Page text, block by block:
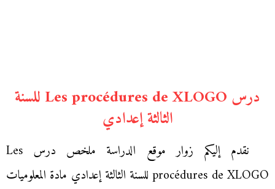
درس Les procédures de XLOGO للسنة
الثالثة إعدادي
نقدم إليكم زوار موقع الدراسة ملخص درس Les
procédures de XLOGO للسنة الثالثة إعدادي مادة المعلوميات